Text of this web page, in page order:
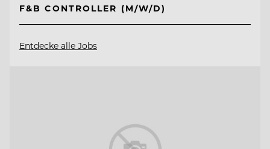
F&B CONTROLLER (M/W/D)
Entdecke alle Jobs